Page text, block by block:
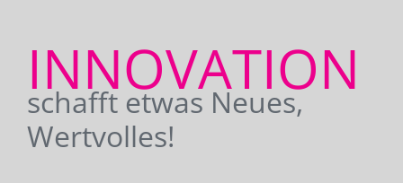
INNOVATION
schafft etwas Neues,
Wertvolles!